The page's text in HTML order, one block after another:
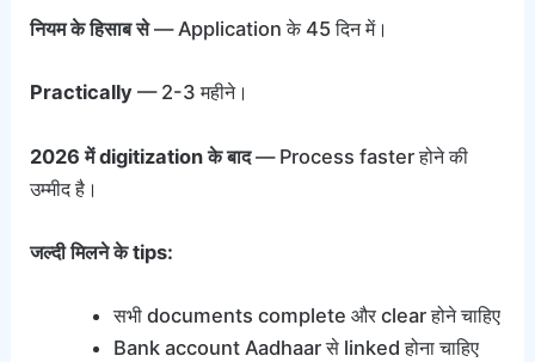
नियम के हिसाब से— Application के 45 दिन में।
Practically — 2-3 महीने।
2026 में digitization के बाद— Process faster होने की
उम्मीद है।
जल्दी मिलने के tips:
सभी documents complete और clear होने चाहिए
Bank account Aadhaar से linked होना चाहिए